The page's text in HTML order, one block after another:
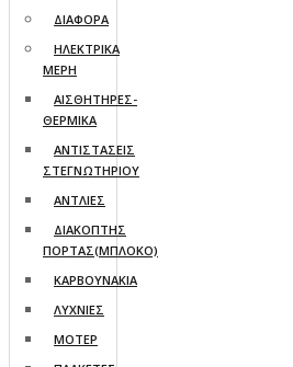
ΔΙΑΦΟΡΑ
ΗΛΕΚΤΡΙΚΑ
ΜΕΡΗ
ΑΙΣΘΗΤΗΡΕΣ-
ΘΕΡΜΙΚΑ
ΑΝΤΙΣΤΑΣΕΙΣ
ΣΤΕΓΝΩΤΗΡΙΟΥ
ΑΝΤΛΙΕΣ
ΔΙΑΚΟΠΤΗΣ
ΠΟΡΤΑΣ(ΜΠΛΟΚΟ)
ΚΑΡΒΟΥΝΑΚΙΑ
ΛΥΧΝΙΕΣ
ΜΟΤΕΡ